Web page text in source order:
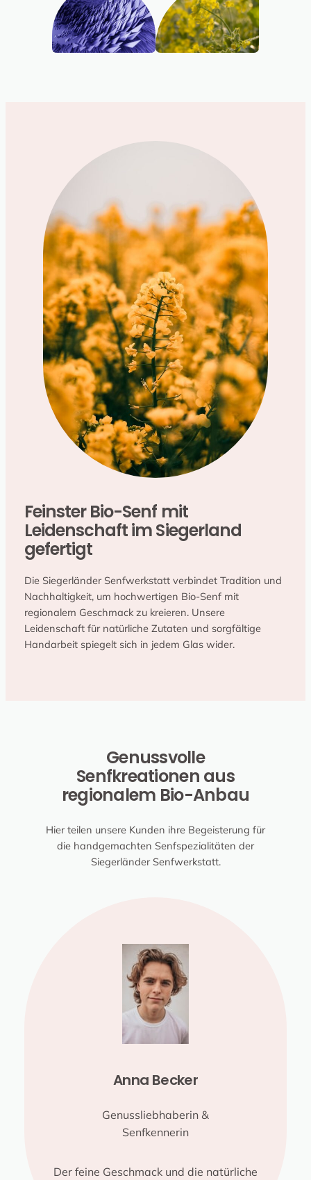
Feinster Bio-Senf mit
Leidenschaft im Siegerland
gefertigt
Die Siegerländer Senfwerkstatt verbindet Tradition und
Nachhaltigkeit, um hochwertigen Bio-Senf mit
regionalem Geschmack zu kreieren. Unsere
Leidenschaft für natürliche Zutaten und sorgfältige
Handarbeit spiegelt sich in jedem Glas wider.
Genussvolle
Senfkreationen aus
regionalem Bio-Anbau
Hier teilen unsere Kunden ihre Begeisterung für
die handgemachten Senfspezialitäten der
Siegerländer Senfwerkstatt.
Anna Becker
Genussliebhaberin &
Senfkennerin
Der feine Geschmack und die natürliche